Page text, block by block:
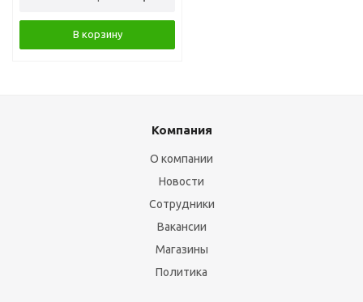
В корзину
Компания
О компании
Новости
Сотрудники
Вакансии
Магазины
Политика